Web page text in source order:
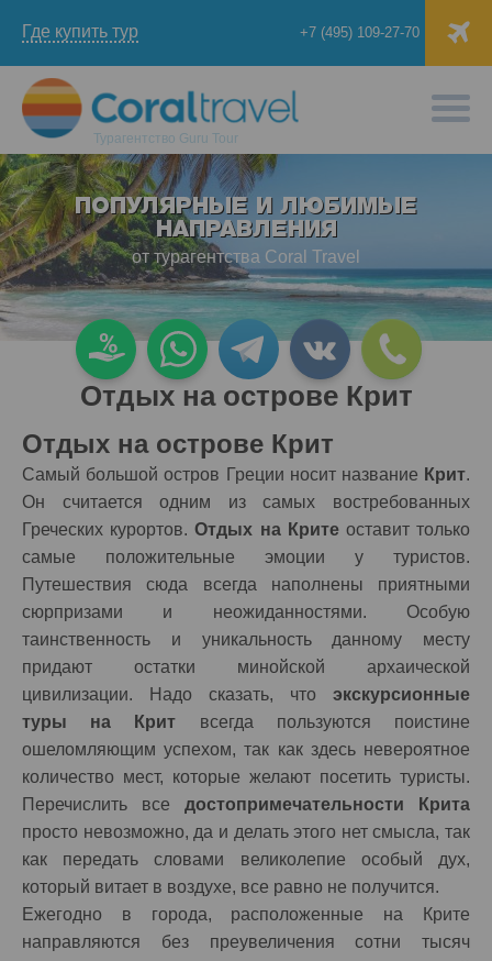
Где купить тур +7 (495) 109-27-70
Турагентство Guru Tour
ПОПУЛЯРНЫЕ И ЛЮБИМЫЕ
НАПРАВЛЕНИЯ
от турагентства Coral Travel
Отдых на острове Крит
Отдых на острове Крит
Самый большой остров Греции носит название Крит.
Он считается одним из самых востребованных
Греческих курортов.Отдых на Критеоставит только
самые положительные эмоции у туристов.
Путешествия сюда всегда наполнены приятными
сюрпризами и неожиданностями. Особую
таинственность и уникальность данному месту
придают остатки минойской архаической
цивилизации. Надо сказать, что экскурсионные
туры на Крит всегда пользуются поистине
ошеломляющим успехом, так как здесь невероятное
количество мест, которые желают посетить туристы.
Перечислить все достопримечательности Критa
просто невозможно, да и делать этого нет смысла, так
как передать словами великолепие особый дух,
который витает в воздухе, все равно не получится.
Ежегодно в города, расположенные на Крите
направляются без преувеличения сотни тысяч